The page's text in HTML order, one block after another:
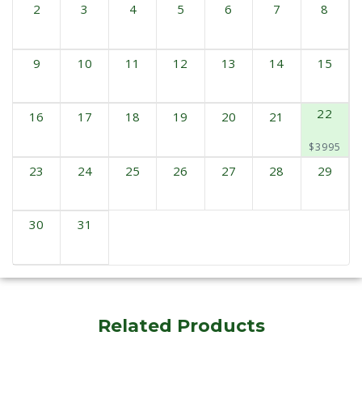
2 3 4 5 6 7 8
9 10 11 12 13 14 15
16 17 18 19 20 21 22
$3995
23 24 25 26 27 28 29
30 31
Related Products